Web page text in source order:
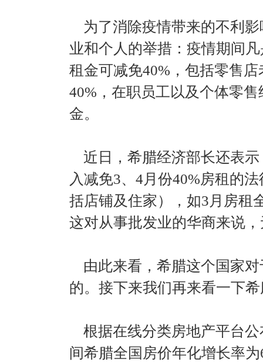
为了消除疫情带来的不利
业和个人的举措：疫情期间
租金可减免40%，包括零售
40%，在职员工以及个体零
金。
近日，希腊经济部长还表
入减免3、4月份40%房租的
括店铺及住家），如3月房租
这对从事批发业的华商来说
由此来看，希腊这个国家
的。接下来我们再来看一下
根据在线分类房地产平台
间希腊全国房价年化增长率